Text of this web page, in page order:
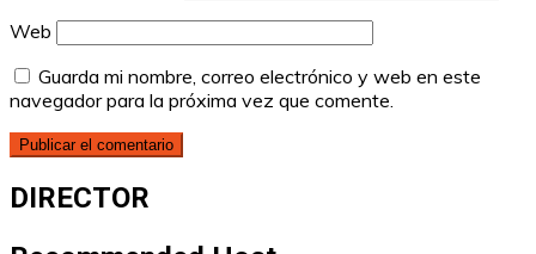
Web
Guarda mi nombre, correo electrónico y web en este
navegador para la próxima vez que comente.
DIRECTOR